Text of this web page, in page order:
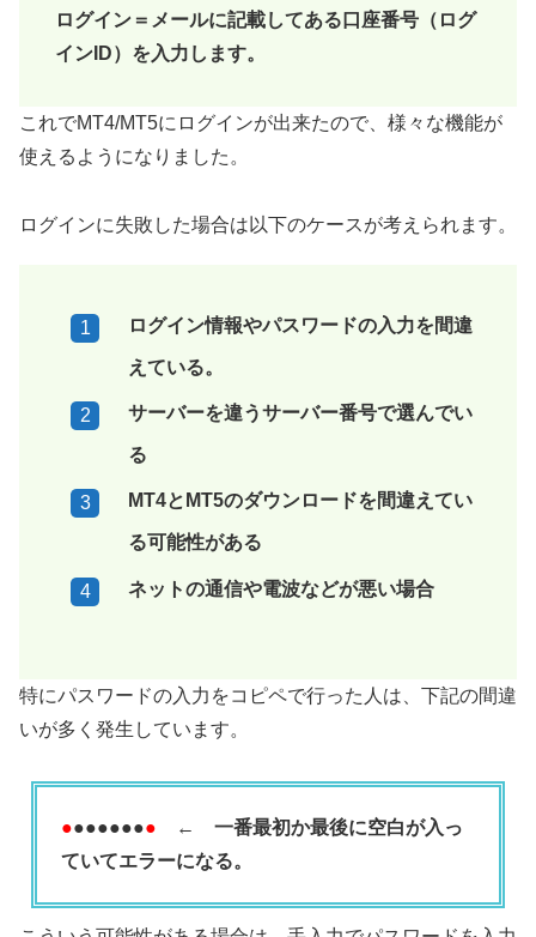
ログイン＝メールに記載してある口座番号（ログ
インID）を入力します。
これでMT4/MT5にログインが出来たので、様々な機能が
使えるようになりました。
ログインに失敗した場合は以下のケースが考えられます。
ログイン情報やパスワードの入力を間違
えている。
サーバーを違うサーバー番号で選んでい
る
MT4とMT5のダウンロードを間違えてい
る可能性がある
ネットの通信や電波などが悪い場合
特にパスワードの入力をコピペで行った人は、下記の間違
いが多く発生しています。
●●●●●●●● ← 一番最初か最後に空白が入っ
ていてエラーになる。